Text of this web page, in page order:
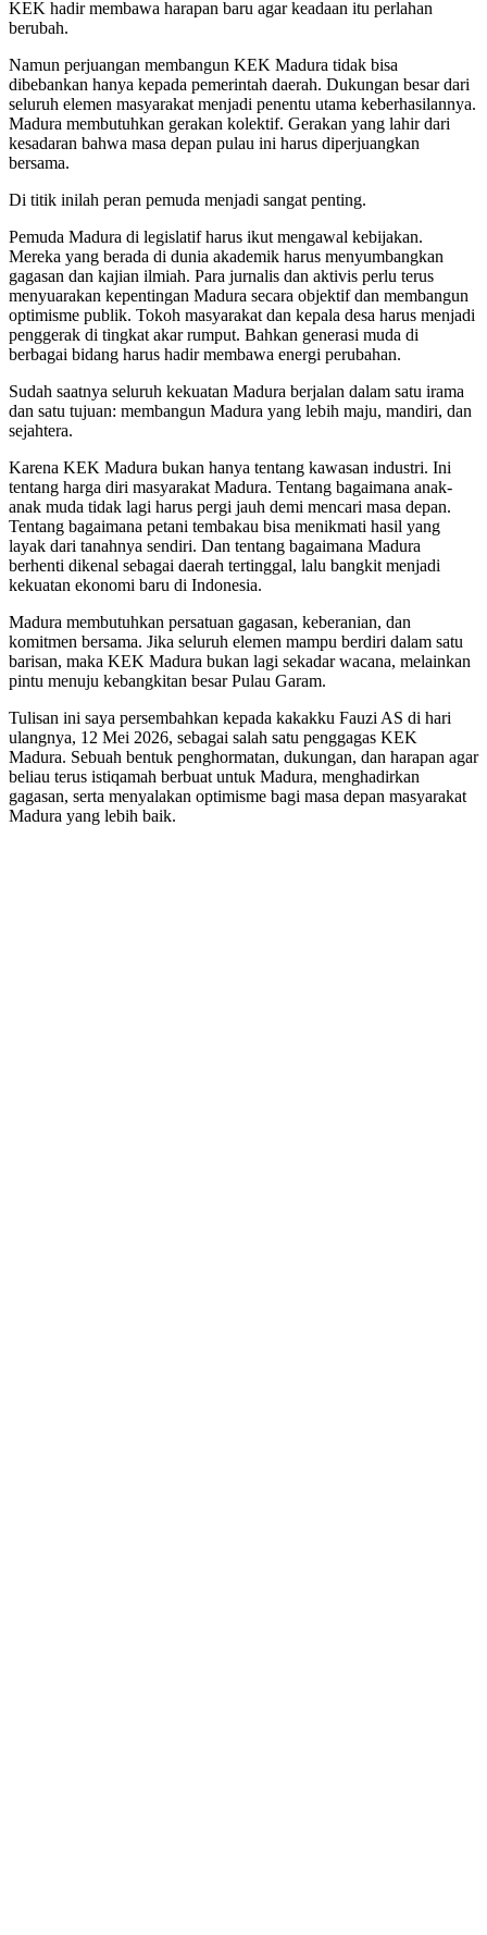
KEK hadir membawa harapan baru agar keadaan itu perlahan
berubah.
Namun perjuangan membangun KEK Madura tidak bisa
dibebankan hanya kepada pemerintah daerah. Dukungan besar dari
seluruh elemen masyarakat menjadi penentu utama keberhasilannya.
Madura membutuhkan gerakan kolektif. Gerakan yang lahir dari
kesadaran bahwa masa depan pulau ini harus diperjuangkan
bersama.
Di titik inilah peran pemuda menjadi sangat penting.
Pemuda Madura di legislatif harus ikut mengawal kebijakan.
Mereka yang berada di dunia akademik harus menyumbangkan
gagasan dan kajian ilmiah. Para jurnalis dan aktivis perlu terus
menyuarakan kepentingan Madura secara objektif dan membangun
optimisme publik. Tokoh masyarakat dan kepala desa harus menjadi
penggerak di tingkat akar rumput. Bahkan generasi muda di
berbagai bidang harus hadir membawa energi perubahan.
Sudah saatnya seluruh kekuatan Madura berjalan dalam satu irama
dan satu tujuan: membangun Madura yang lebih maju, mandiri, dan
sejahtera.
Karena KEK Madura bukan hanya tentang kawasan industri. Ini
tentang harga diri masyarakat Madura. Tentang bagaimana anak-
anak muda tidak lagi harus pergi jauh demi mencari masa depan.
Tentang bagaimana petani tembakau bisa menikmati hasil yang
layak dari tanahnya sendiri. Dan tentang bagaimana Madura
berhenti dikenal sebagai daerah tertinggal, lalu bangkit menjadi
kekuatan ekonomi baru di Indonesia.
Madura membutuhkan persatuan gagasan, keberanian, dan
komitmen bersama. Jika seluruh elemen mampu berdiri dalam satu
barisan, maka KEK Madura bukan lagi sekadar wacana, melainkan
pintu menuju kebangkitan besar Pulau Garam.
Tulisan ini saya persembahkan kepada kakakku Fauzi AS di hari
ulangnya, 12 Mei 2026, sebagai salah satu penggagas KEK
Madura. Sebuah bentuk penghormatan, dukungan, dan harapan agar
beliau terus istiqamah berbuat untuk Madura, menghadirkan
gagasan, serta menyalakan optimisme bagi masa depan masyarakat
Madura yang lebih baik.